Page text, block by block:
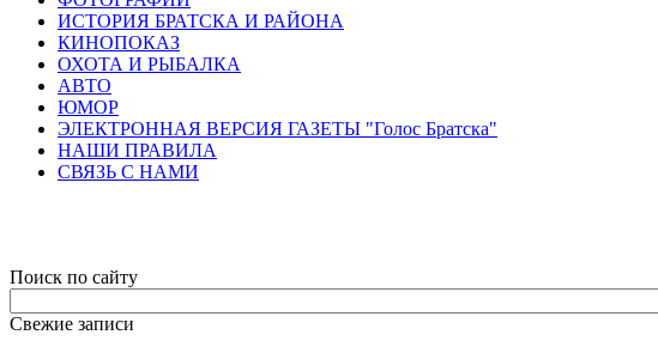
ИСТОРИЯ БРАТСКА И РАЙОНА
КИНОПОКАЗ
ОХОТА И РЫБАЛКА
АВТО
ЮМОР
ЭЛЕКТРОННАЯ ВЕРСИЯ ГАЗЕТЫ "Голос Братска"
НАШИ ПРАВИЛА
СВЯЗЬ С НАМИ
Поиск по сайту
Свежие записи